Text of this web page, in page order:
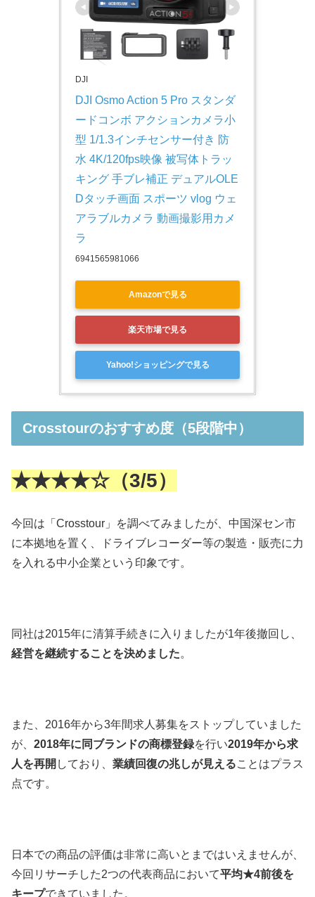
DJI
DJI Osmo Action 5 Pro スタンダ
ードコンボ アクションカメラ小
型 1/1.3インチセンサー付き 防
水 4K/120fps映像 被写体トラッ
キング 手ブレ補正 デュアルOLE
Dタッチ画面 スポーツ vlog ウェ
アラブルカメラ 動画撮影用カメ
ラ
6941565981066
Amazonで見る
楽天市場で見る
Yahoo!ショッピングで見る
Crosstourのおすすめ度（5段階中）
★★★★☆（3/5）
今回は「Crosstour」を調べてみましたが、中国深セン市
に本拠地を置く、
ドライブレコーダー等の製造・販売に力
を入れる中小企業という印象です。
同社は2015年に清算手続きに入りましたが1年後撤回し、
経営を継続することを決めました。
また、2016年から3年間求人募集をストップしていました
が、 2018年に同ブランドの商標登録を行い2019年から求
人を再開 しており、 業績回復の兆しが見えることはプラス
点です。
日本での商品の評価は非常に高いとまではいえませんが、
今回リサーチした2つの代表商品において平均★4前後を
キープできていました。